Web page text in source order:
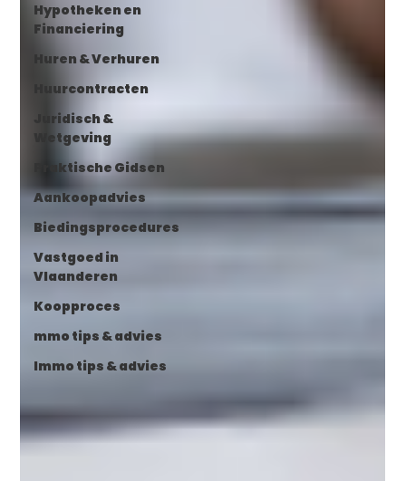
Hypotheken en
Financiering
Huren & Verhuren
Huurcontracten
Juridisch &
Wetgeving
Praktische Gidsen
Aankoopadvies
Biedingsprocedures
Vastgoed in
Vlaanderen
Koopproces
mmo tips & advies
Immo tips & advies